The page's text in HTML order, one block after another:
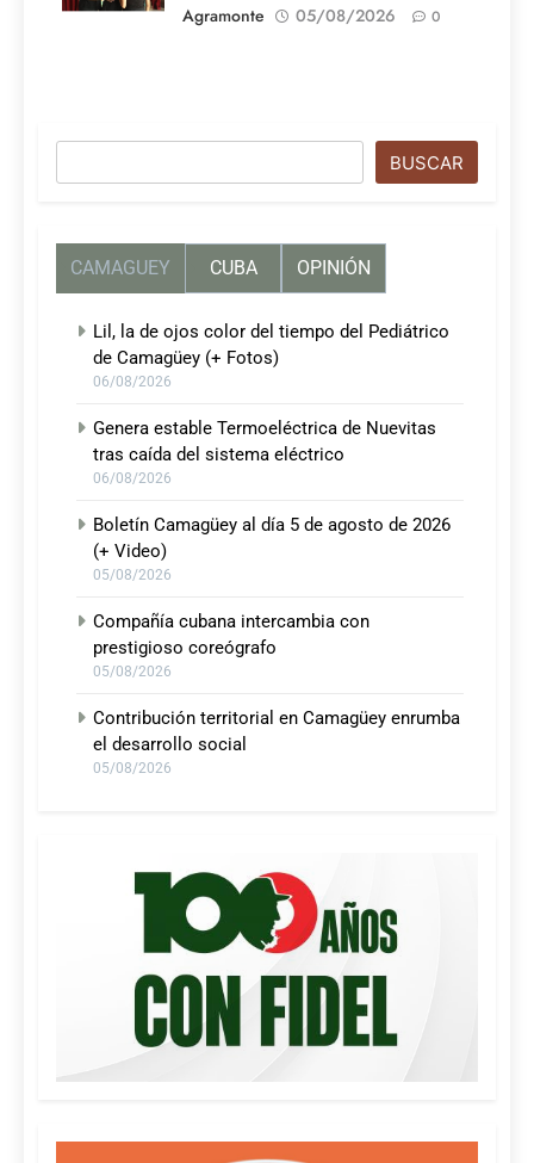
Agramonte
05/08/2026 0
BUSCAR
CAMAGUEY CUBA OPINIÓN
Lil, la de ojos color del tiempo del Pediátrico
de Camagüey (+ Fotos)
06/08/2026
Genera estable Termoeléctrica de Nuevitas
tras caída del sistema eléctrico
06/08/2026
Boletín Camagüey al día 5 de agosto de 2026
(+ Video)
05/08/2026
Compañía cubana intercambia con
prestigioso coreógrafo
05/08/2026
Contribución territorial en Camagüey enrumba
el desarrollo social
05/08/2026